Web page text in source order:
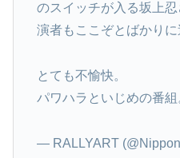
のスイッチが入る坂上
演者もここぞとばかりに
とても不愉快。
パワハラといじめの番組
— RALLYART